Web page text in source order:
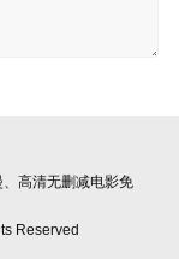
高清无删减电影免
Reserved